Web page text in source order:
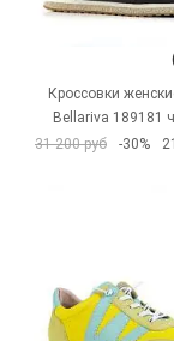
Кроссовки
Bellariva 189181
31 200 руб
-30%